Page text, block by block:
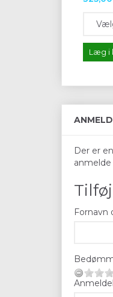
Læg i
Der er
Fornavn